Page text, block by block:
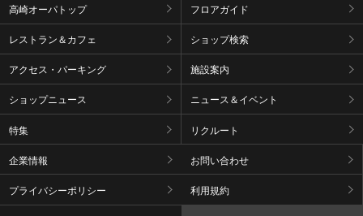
高崎オーパトップ フロアガイド
レストラン＆カフェ ショップ検索
アクセス・パーキング 施設案内
ショップニュース ニュース＆イベント
特集 リクルート
企業情報 お問い合わせ
プライバシーポリシー 利用規約